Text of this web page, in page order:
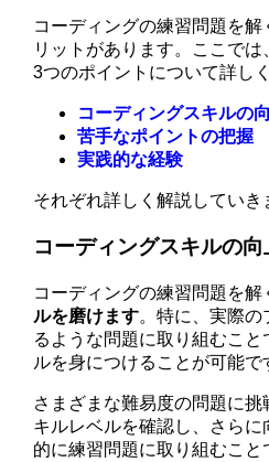
コーディングの練習問題を
リットがあります。ここで
3つのポイントについて詳し
コーディングスキルの
苦手なポイントの把握
実践的な経験
それぞれ詳しく解説していき
コーディングスキルの向
コーディングの練習問題を解
ルを磨けます。特に、実際の
るような問題に取り組むこ
ルを身につけることが可能で
さまざまな難易度の問題に
キルレベルを確認し、さら
的に練習問題に取り組むこ